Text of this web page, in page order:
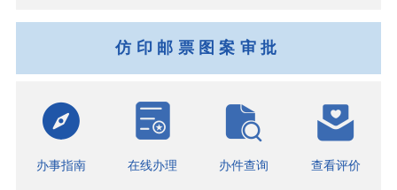
仿印邮票图案审批
办事指南 在线办理 办件查询 查看评价